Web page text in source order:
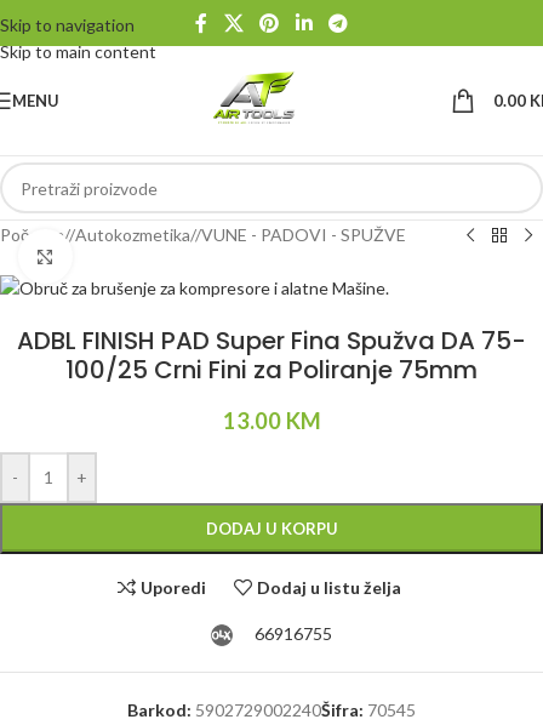
Skip to navigation
Skip to main content
MENU 0.00
Početna/ Autokozmetika/ VUNE - PADOVI - SPUŽVE
ADBL FINISH PAD Super Fina Spužva DA 75-
100/25 Crni Fini za Poliranje 75mm
13.00 KM
- +
DODAJ U KORPU
Uporedi Dodaj u listu želja
66916755
Barkod: 5902729002240Šifra: 70545